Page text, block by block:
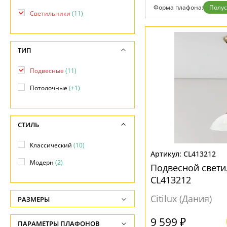
Возврат
Установка
Дизайнерам
Бренды
Форма плафона:
CL413212
Подвесной
CL413212
Citilux (Дания)
9 599 ₽
Светильники (11)
ТИП
Подвесные (11)
Потолочные(+1)
СТИЛЬ
Классический (10)
Модерн (2)
РАЗМЕРЫ
Высота, см
ПАРАМЕТРЫ ПЛАФОНОВ